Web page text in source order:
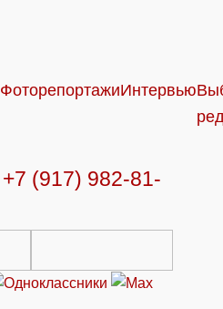
ФоторепортажиИнтервью
+7 (917) 982-81-